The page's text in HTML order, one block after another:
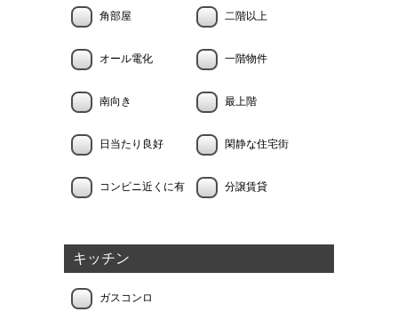
角部屋 二階以上
オール電化 一階物件
南向き 最上階
日当たり良好 閑静な住宅街
コンビニ近くに有 分譲賃貸
キッチン
ガスコンロ